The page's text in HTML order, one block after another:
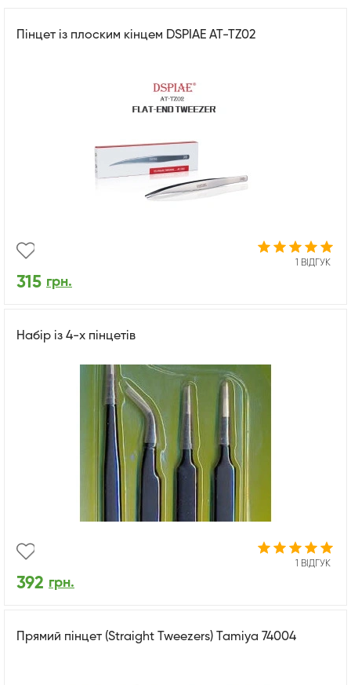
Пінцет із плоским кінцем DSPIAE AT-TZ02
1 ВІДГУК
315 грн.
Набір із 4-х пінцетів
1 ВІДГУК
392 грн.
Прямий пінцет (Straight Tweezers) Tamiya 74004